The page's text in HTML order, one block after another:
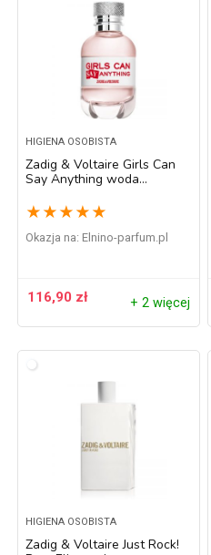
HIGIENA OSOBISTA
Zadig & Voltaire Girls Can
Say Anything woda
ml
★ ★ ★ ★ ★
Okazja na: elnino-parfum.pl
116,90 zł + 2 więcej
HIGIENA OSOBISTA
Zadig & Voltaire Just Rock!